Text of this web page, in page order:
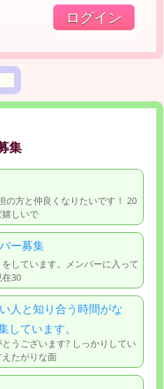
集
の方と仲良くなりたいです！ 20
しいで
ー募集
しています。メンバーに入って
30
人と知り合う時間がな
しています。
うございます? しっかりしてい
たがりな面